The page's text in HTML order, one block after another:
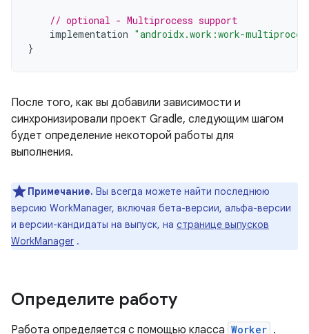
// optional - Multiprocess support
implementation "androidx.work:work-
}
После того, как вы добавили зависимости и
синхронизировали проект Gradle, следующим шагом
будет определение некоторой работы для
выполнения.
Примечание. Вы всегда можете найти последнюю
версию WorkManager, включая бета-версии, альфа-версии
и версии-кандидаты на выпуск, на странице выпусков
WorkManager .
Определите работу
Работа определяется с помощью класса Worker .